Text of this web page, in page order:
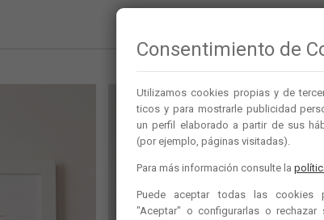
Consentimiento de
Utilizamos cookies propias y de
ticos y para mostrarle publicidad
un perfil elaborado a partir de sus
(por ejemplo, páginas visitadas).
Para más información consulte la
Puede aceptar todas las cookies
"Aceptar" o configurarlas o rechazar